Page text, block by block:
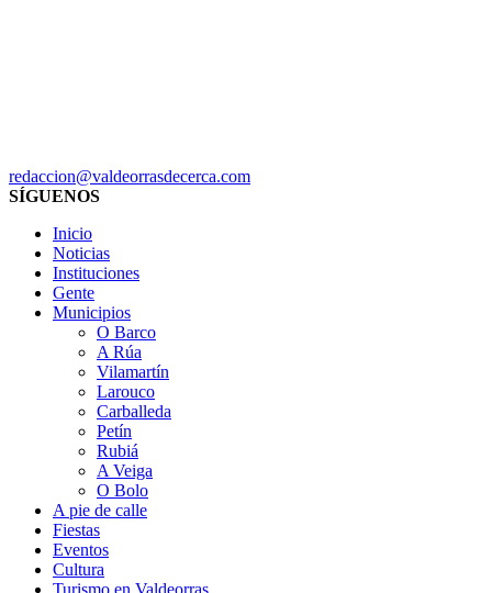
redaccion@valdeorrasdecerca.com
SÍGUENOS
Inicio
Noticias
Instituciones
Gente
Municipios
O Barco
A Rúa
Vilamartín
Larouco
Carballeda
Petín
Rubiá
A Veiga
O Bolo
A pie de calle
Fiestas
Eventos
Cultura
Turismo en Valdeorras